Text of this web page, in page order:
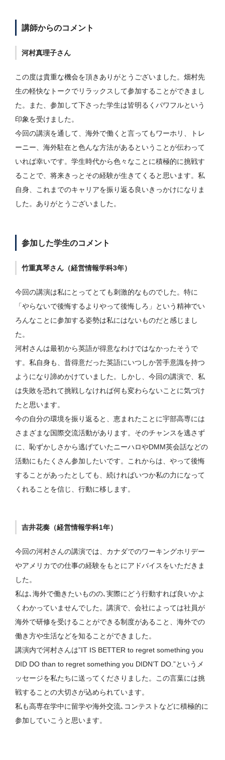
講師からのコメント
河村真理子さん
この度は貴重な機会を頂きありがとうございました。畑村先
生の軽快なトークでリラックスして参加することができまし
た。また、参加して下さった学生は皆明るくパワフルという
印象を受けました。
今回の講演を通して、海外で働くと言ってもワーホリ、トレ
ーニー、海外駐在と色んな方法があるということが伝わって
いれば幸いです。学生時代から色々なことに積極的に挑戦す
ることで、将来きっとその経験が生きてくると思います。私
自身、これまでのキャリアを振り返る良いきっかけになりま
した。ありがとうございました。
参加した学生のコメント
竹重真琴さん（経営情報学科3年）
今回の講演は私にとってとても刺激的なものでした。特に
「やらないで後悔するよりやって後悔しろ」という精神でい
ろんなことに参加する姿勢は私にはないものだと感じまし
た。
河村さんは最初から英語が得意なわけではなかったそうで
す。私自身も、昔得意だった英語にいつしか苦手意識を持つ
ようになり諦めかけていました。しかし、今回の講演で、私
は失敗を恐れて挑戦しなければ何も変わらないことに気づけ
たと思います。
今の自分の環境を振り返ると、恵まれたことに宇部高専には
さまざまな国際交流活動があります。そのチャンスを逃さず
に、恥ずかしさから逃げていたニーハロやDMM英会話などの
活動にもたくさん参加したいです。これからは、やって後悔
することがあったとしても、続ければいつか私の力になって
くれることを信じ、行動に移します。
吉井花奏（経営情報学科1年）
今回の河村さんの講演では、カナダでのワーキングホリデー
やアメリカでの仕事の経験をもとにアドバイスをいただきま
した。
私は､海外で働きたいものの､実際にどう行動すれば良いかよ
くわかっていませんでした。講演で、会社によっては社員が
海外で研修を受けることができる制度があること、海外での
働き方や生活などを知ることができました。
講演内で河村さんは”IT IS BETTER to regret something you
DID DO than to regret something you DIDN’T DO.”というメ
ッセージを私たちに送ってくださりました。この言葉には挑
戦することの大切さが込められています。
私も高専在学中に留学や海外交流､コンテストなどに積極的に
参加していこうと思います。